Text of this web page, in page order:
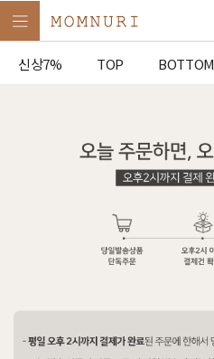
신상7% TOP BOTTOM